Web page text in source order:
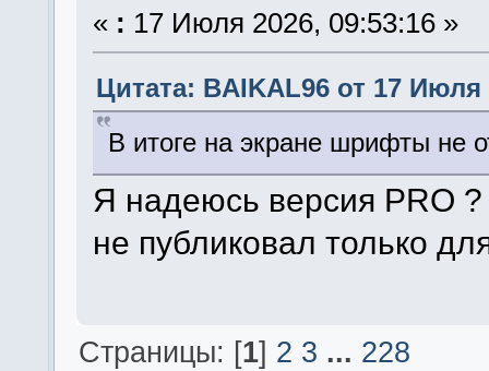
« : 17 Июля 2026, 09:53:16 »
Цитата: BAIKAL96 от 17 Июля
В итоге на экране шрифты не
Я надеюсь версия PRO
не публиковал только
Страницы: [1] 2 3 ... 228